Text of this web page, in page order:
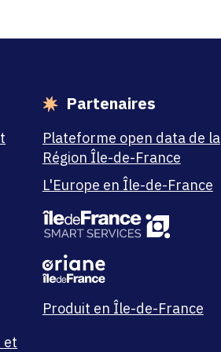
et
Partenaires
Plateforme open data de la
Région Île-de-France
L'Europe en Île-de-France
Produit en Île-de-France